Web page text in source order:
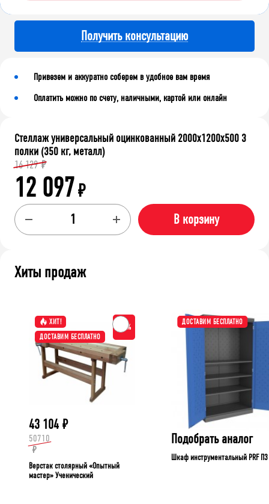
Получить консультацию
Привезем и аккуратно соберем в удобное вам время
Оплатить можно по счету, наличными, картой или онлайн
Стеллаж универсальный оцинкованный 2000x1200x500 3
полки (350 кг, металл)
16 129 ₽
12 097₽
В корзину
Хиты продаж
ХИТ!
ДОСТАВИМ БЕСПЛАТНО
-15%
43 104 ₽
50710
₽
Верстак столярный «Опытный
мастер» Ученический
ДОСТАВИМ БЕСПЛАТНО
Подобрать аналог
Шкаф инструментальный PRF П3